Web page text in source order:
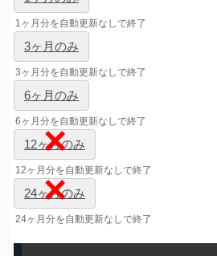
1ヶ月分を自動更新なしで終了
3ヶ月のみ
3ヶ月分を自動更新なしで終了
6ヶ月のみ
6ヶ月分を自動更新なしで終了
12ヶ月のみ
12ヶ月分を自動更新なしで終了
24ヶ月のみ
24ヶ月分を自動更新なしで終了